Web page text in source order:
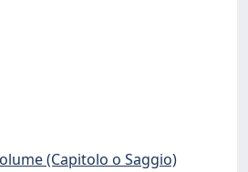
(Capitolo o Saggio)